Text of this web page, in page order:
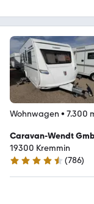
Wohnwagen • 7.300
Caravan-Wendt
19300 Kremmin
4.7 Sterne
(786)